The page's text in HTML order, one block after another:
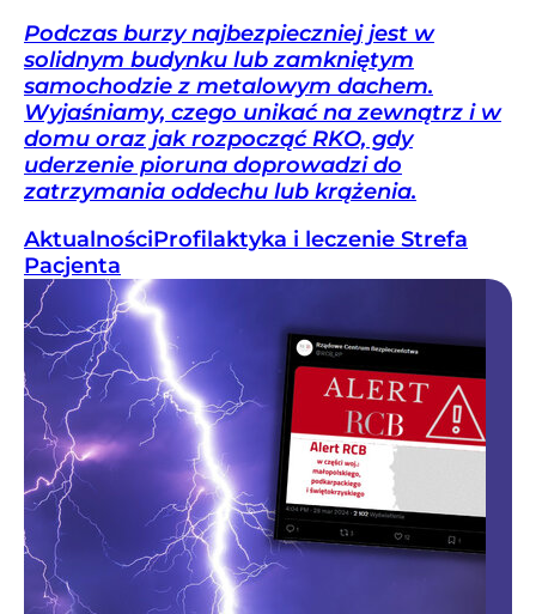
Podczas burzy najbezpieczniej jest w
solidnym budynku lub zamkniętym
samochodzie z metalowym dachem.
Wyjaśniamy, czego unikać na zewnątrz i w
domu oraz jak rozpocząć RKO, gdy
uderzenie pioruna doprowadzi do
zatrzymania oddechu lub krążenia.
AktualnościProfilaktyka i leczenie Strefa
Pacjenta